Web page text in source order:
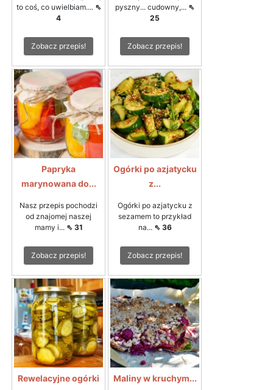
to coś, co uwielbiam.... ⇖
4
Zobacz przepis!
pyszny... cudowny,... ⇖
25
Zobacz przepis!
Papryka
marynowana do...
Nasz przepis pochodzi
od znajomej naszej
mamy i... ⇖ 31
Zobacz przepis!
Ogórki po azjatycku
z...
Ogórki po azjatycku z
sezamem to przykład
na... ⇖ 36
Zobacz przepis!
Rewelacyjne ogórki
Maliny w kruchym...